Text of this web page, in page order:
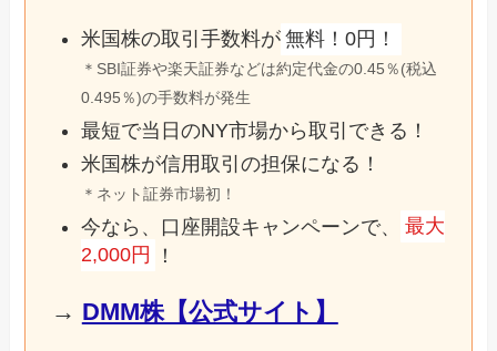
米国株の取引手数料が 無料！0円！
＊SBI証券や楽天証券などは約定代金の0.45％(税込
0.495％)の手数料が発生
最短で当日のNY市場から取引できる！
米国株が信用取引の担保になる！
＊ネット証券市場初！
今なら、口座開設キャンペーンで、
最大
2,000円
！
→ DMM株【公式サイト】